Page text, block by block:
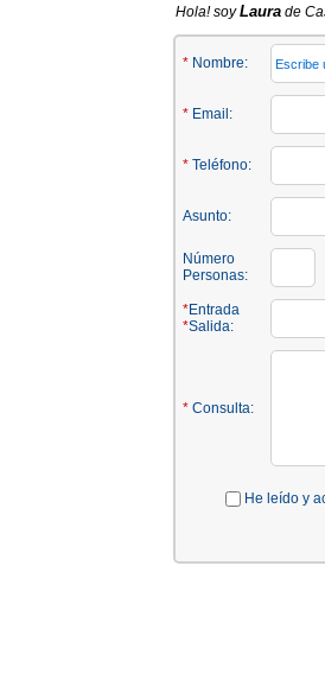
Hola! soyLaura de
* Nombre:
* Email:
* Teléfono:
Asunto:
Número
Personas:
*Entrada
*Salida:
* Consulta:
He leído y